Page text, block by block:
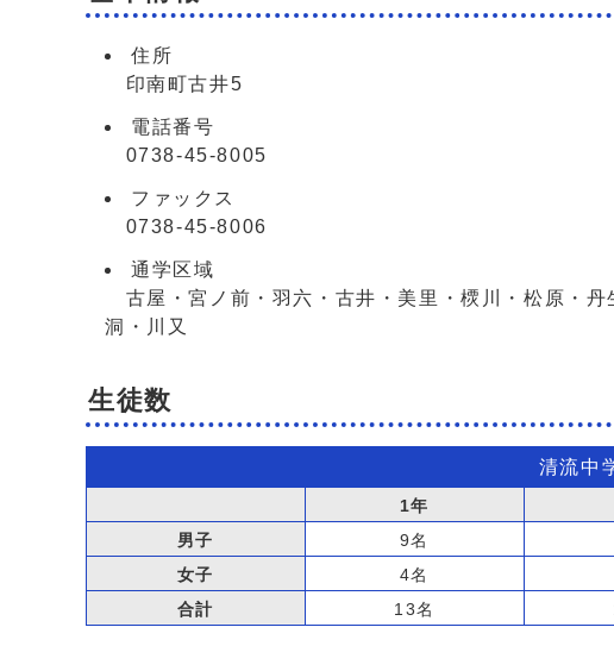
住所
印南町古井5
電話番号
0738-45-8005
ファックス
0738-45-8006
通学区域
古屋・宮ノ前・羽六・古井・美里・樮川・松原・
洞・川又
生徒数
清流中
1年
男子
9名
女子
4名
合計
13名